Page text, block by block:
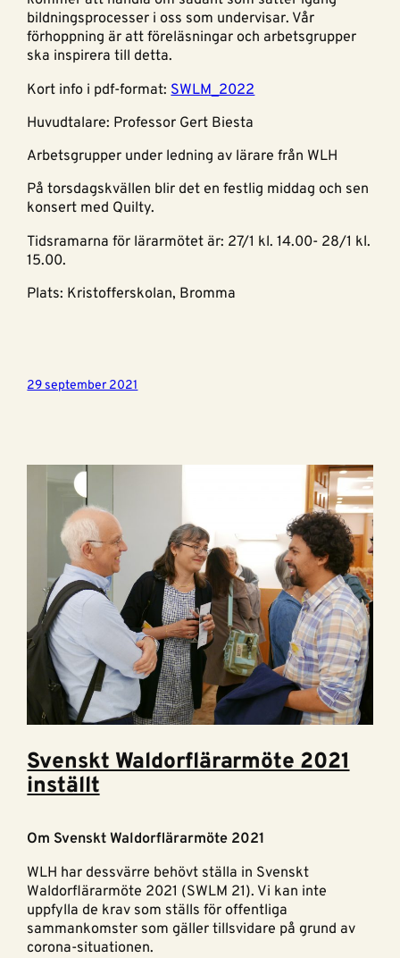
bildningsprocesser i oss som undervisar. Vår
förhoppning är att föreläsningar och arbetsgrupper
ska inspirera till detta.
Kort info i pdf-format: SWLM_2022
Huvudtalare: Professor Gert Biesta
Arbetsgrupper under ledning av lärare från WLH
På torsdagskvällen blir det en festlig middag och sen
konsert med Quilty.
Tidsramarna för lärarmötet är: 27/1 kl. 14.00- 28/1 kl.
15.00.
Plats: Kristofferskolan, Bromma
29 september 2021
Svenskt Waldorflärarmöte 2021
inställt
Om Svenskt Waldorflärarmöte 2021
WLH har dessvärre behövt ställa in Svenskt
Waldorflärarmöte 2021 (SWLM 21). Vi kan inte
uppfylla de krav som ställs för offentliga
sammankomster som gäller tillsvidare på grund av
corona-situationen.